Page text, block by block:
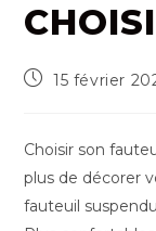
Publication
15 février
Choisir son
plus de décorer
fauteuil